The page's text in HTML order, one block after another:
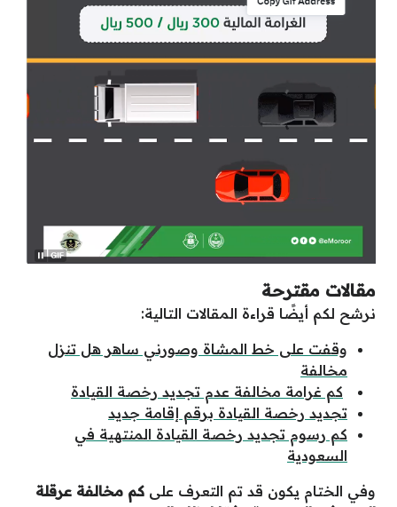
مقالات مقترحة
نرشح لكم أيضًا قراءة المقالات التالية:
وقفت على خط المشاة وصورني ساهر هل تنزل
مخالفة
كم غرامة مخالفة عدم تجديد رخصة القيادة
تجديد رخصة القيادة برقم إقامة جديد
كم رسوم تجديد رخصة القيادة المنتهية في
السعودية
وفي الختام يكون قد تم التعرف على كم مخالفة عرقلة